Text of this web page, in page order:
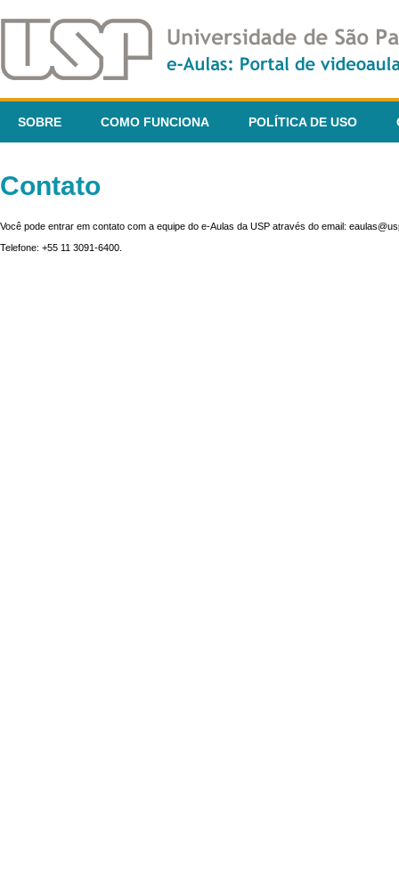
SOBRE COMO FUNCIONA POLÍTICA DE USO
Contato
Você pode entrar em contato com a equipe do e-Aulas da USP através do email:
Telefone: +55 11 3091-6400.